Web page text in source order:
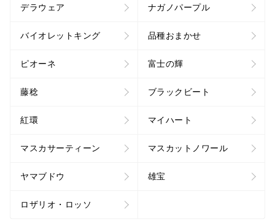
デラウェア ナガノパープル
バイオレットキング 品種おまかせ
ピオーネ 富士の輝
藤稔 ブラックビート
紅環 マイハート
マスカサーティーン マスカットノワール
ヤマブドウ 雄宝
ロザリオ・ロッソ